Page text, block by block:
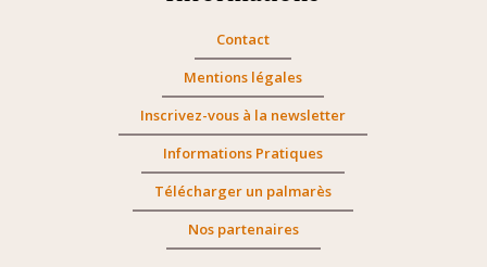
Contact
Mentions légales
Inscrivez-vous à la newsletter
Informations Pratiques
Télécharger un palmarès
Nos partenaires